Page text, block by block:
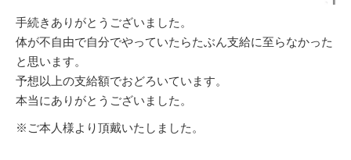
手続きありがとうございました。
体が不自由で自分でやっていたらたぶん支給に至らなかった
と思います。
予想以上の支給額でおどろいています。
本当にありがとうございました。
※ご本人様より頂戴いたしました。